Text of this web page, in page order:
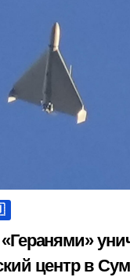
центр в